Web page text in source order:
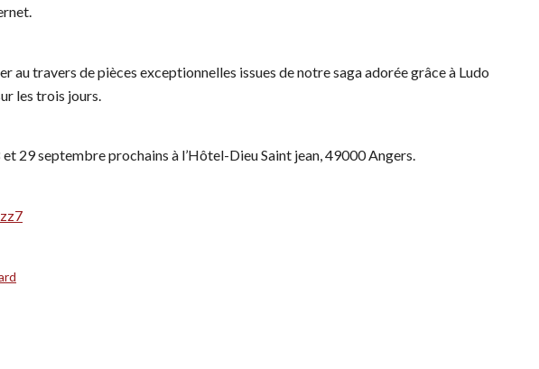
au travers de pièces exceptionnelles issues de notre saga adorée grâce à Ludo
les trois jours.
29 septembre prochains à l’Hôtel-Dieu Saint jean, 49000 Angers.